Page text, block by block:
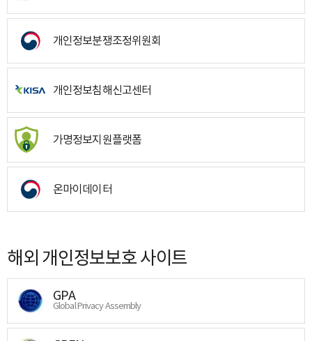
개인정보분쟁조정위원회
개인정보침해신고센터
가명정보지원플랫폼
온마이데이터
해외 개인정보보호 사이트
GPA
Global Privacy Assembly